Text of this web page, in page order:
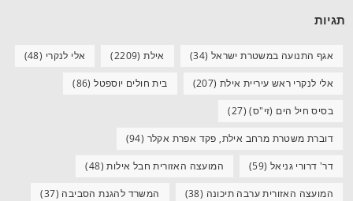
תגיות
אגף התנועה במשטרת ישראל (34) אילת(2209) אלי לנקרי (48)
אלי לנקרי ראש עיריית אילת (207) בית חולים יוספטל(86)
בסיס חיל הים (זי"ס)(27)
דוברת משטרת מרחב אילת, פקד אפרת אקלר (94)
דר' דרורי גניאל (59) המועצה האזורית חבל אילות(48)
המועצה האזורית ערבה תיכונה (38) המשרד להגנת הסביבה (37)